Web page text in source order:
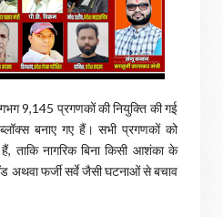
9,145 प्रगणकों की नियुक्ति की गई
बनाए गए हैं। सभी प्रगणकों को
ताकि नागरिक बिना किसी आशंका के
अथवा फर्जी सर्वे जैसी घटनाओं से बचाव